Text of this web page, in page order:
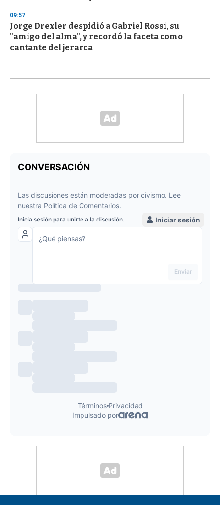
09:57
Jorge Drexler despidió a Gabriel Rossi, su
"amigo del alma", y recordó la faceta como
cantante del jerarca